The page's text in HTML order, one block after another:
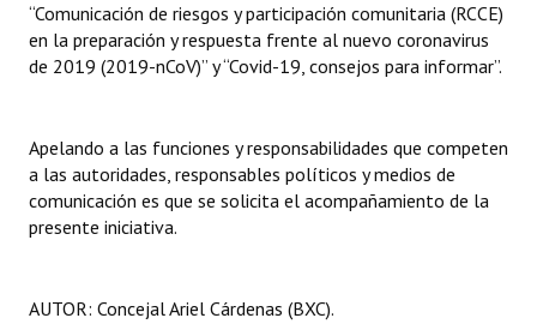
“Comunicación de riesgos y participación comunitaria (RCCE)
en la preparación y respuesta frente al nuevo coronavirus
de 2019 (2019-nCoV)” y “Covid-19, consejos para informar”.
Apelando a las funciones y responsabilidades que competen
a las autoridades, responsables políticos y medios de
comunicación es que se solicita el acompañamiento de la
presente iniciativa.
AUTOR: Concejal Ariel Cárdenas (BXC).